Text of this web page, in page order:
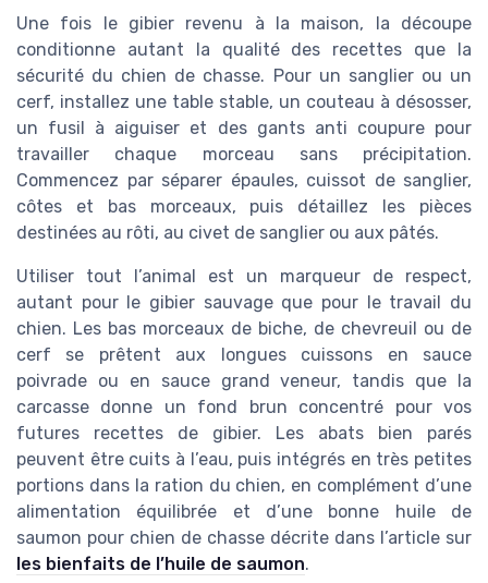
Une fois le gibier revenu à la maison, la découpe
conditionne autant la qualité des recettes que la
sécurité du chien de chasse. Pour un sanglier ou un
cerf, installez une table stable, un couteau à désosser,
un fusil à aiguiser et des gants anti coupure pour
travailler chaque morceau sans précipitation.
Commencez par séparer épaules, cuissot de sanglier,
côtes et bas morceaux, puis détaillez les pièces
destinées au rôti, au civet de sanglier ou aux pâtés.
Utiliser tout l’animal est un marqueur de respect,
autant pour le gibier sauvage que pour le travail du
chien. Les bas morceaux de biche, de chevreuil ou de
cerf se prêtent aux longues cuissons en sauce
poivrade ou en sauce grand veneur, tandis que la
carcasse donne un fond brun concentré pour vos
futures recettes de gibier. Les abats bien parés
peuvent être cuits à l’eau, puis intégrés en très petites
portions dans la ration du chien, en complément d’une
alimentation équilibrée et d’une bonne huile de
saumon pour chien de chasse décrite dans l’article sur
les bienfaits de l’huile de saumon.